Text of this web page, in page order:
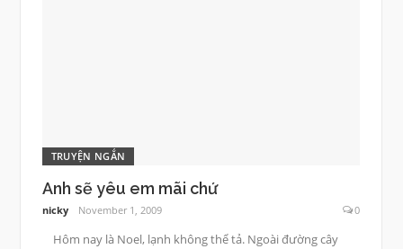
TRUYỆN NGẮN
Anh sẽ yêu em mãi chứ
nicky November 1, 2009 0
Hôm nay là Noel, lạnh không thể tả. Ngoài đường cây